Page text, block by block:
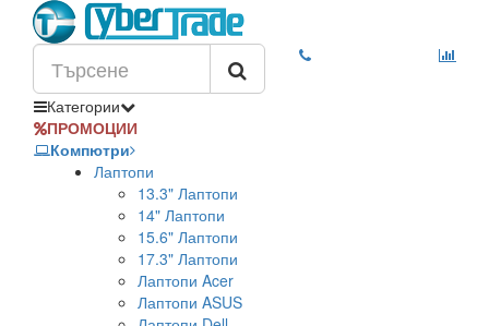
Категории
ПРОМОЦИИ
Компютри
Лаптопи
13.3" Лаптопи
14" Лаптопи
15.6" Лаптопи
17.3" Лаптопи
Лаптопи Acer
Лаптопи ASUS